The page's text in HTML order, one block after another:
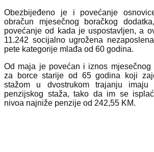
Obezbijeđeno je i povećanje
obračun mjesečnog boračkog
povećanje od kada je uspostavljen, a
11.242 socijalno ugrožena
pete kategorije mlađa od 60 godina.
Od maja je povećan i iznos mjesečnog
za borce starije od 65 godina koji
stažom u dvostrukom trajanju
penzijskog staža, tako da im se
nivoa najniže penzije od 242,55 KM.